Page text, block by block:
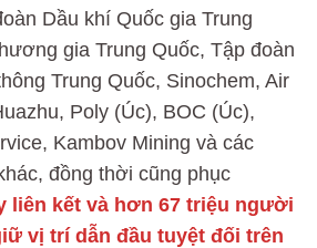
Dầu khí Quốc gia Trung
gia Trung Quốc, Tập đoàn
Trung Quốc, Sinochem, Air
Poly (Úc), BOC (Úc),
Kambov Mining và các
đồng thời cũng phục
liên kết và hơn 67 triệu người
vị trí dẫn đầu tuyệt đối trên